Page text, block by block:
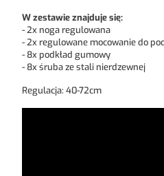
W zestawie znajduje się:
- 2x noga regulowana
- 2x regulowane mocowanie do
- 8x podkład gumowy
- 8x śruba ze stali nierdzewnej
Regulacja: 40-72cm